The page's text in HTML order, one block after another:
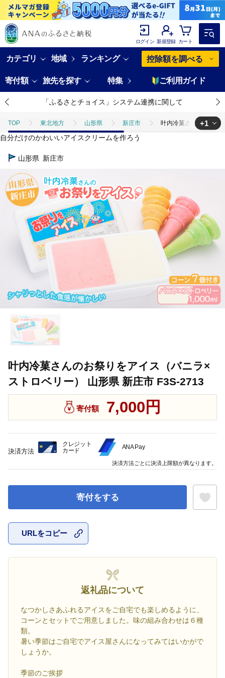
ログイン 新規登録 カート
カテゴリ 地域 ランキング 控除額を調べる
寄付額 旅先を探す 特集 ご利用ガイド
「ふるさとチョイス」システム連携に関して
TOP 東北地方 山形県 新庄市 叶内冷菓さんのお祭り
TOP 卵・乳製品 アイスクリーム
+1
自分だけのかわいいアイスクリームを作ろう
山形県 新庄市
叶内冷菓さんのお祭りをアイス（バニラ×
ストロベリー） 山形県 新庄市 F3S-2713
寄付額 7,000円
寄付をする
URLをコピー
返礼品について
なつかしさあふれるアイスをご自宅でも楽しめるように、
コーンとセットでご用意しました。味の組み合わせは６種
類。
暑い季節はご自宅でアイス屋さんになってみてはいかがで
しょうか。
季節のご挨拶
決済方法
クレジット
カード
ANA Pay
決済方法ごとに決済上限額が異なります。